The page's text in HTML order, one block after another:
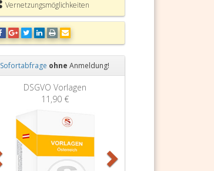
Vernetzungsmöglichkeiten
Sofortabfrage ohne Anmeldung!
Grundbuchauszug
Zurück